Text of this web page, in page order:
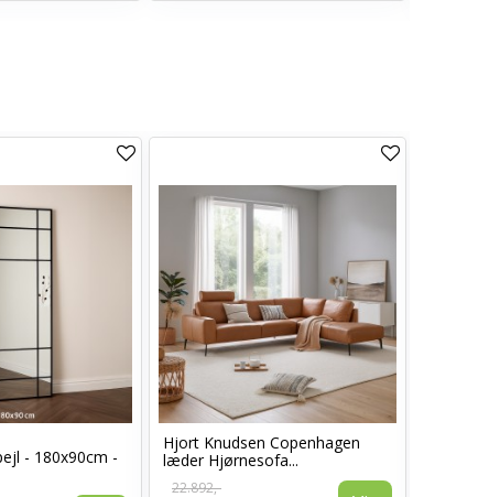
- 180x90cm -
Hjort Knudsen Copenhagen
læder Hjørnesofa...
22.892,-